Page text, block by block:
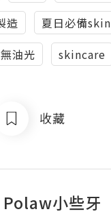
造 夏日必備
油光 skincare
收藏
小些牙